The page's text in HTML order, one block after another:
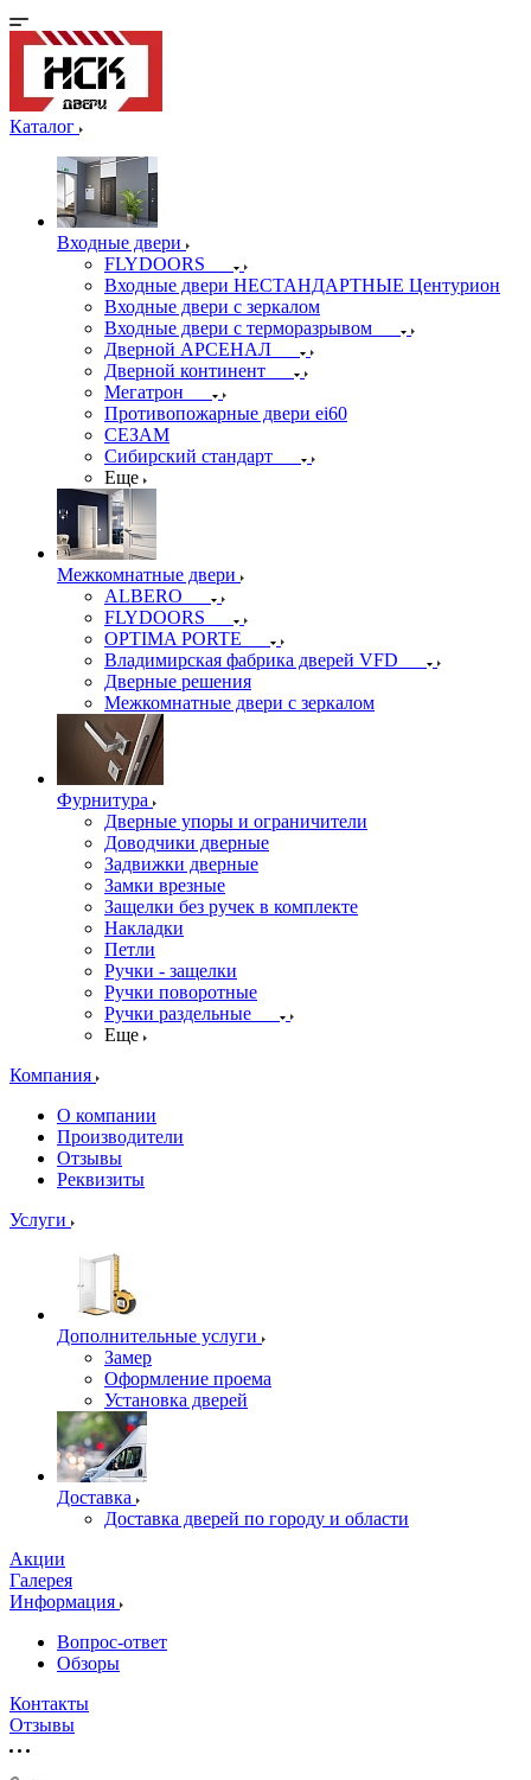
Каталог
Входные двери
FLYDOORS
Входные двери НЕСТАНДАРТНЫЕ Центурион
Входные двери с зеркалом
Входные двери с терморазрывом
Дверной АРСЕНАЛ
Дверной континент
Мегатрон
Противопожарные двери ei60
СЕЗАМ
Сибирский стандарт
Еще
Межкомнатные двери
ALBERO
FLYDOORS
OPTIMA PORTE
Владимирская фабрика дверей VFD
Дверные решения
Межкомнатные двери c зеркалом
Фурнитура
Дверные упоры и ограничители
Доводчики дверные
Задвижки дверные
Замки врезные
Защелки без ручек в комплекте
Накладки
Петли
Ручки - защелки
Ручки поворотные
Ручки раздельные
Еще
Компания
О компании
Производители
Отзывы
Реквизиты
Услуги
Дополнительные услуги
Замер
Оформление проема
Установка дверей
Доставка
Доставка дверей по городу и области
Акции
Галерея
Информация
Вопрос-ответ
Обзоры
Контакты
Отзывы